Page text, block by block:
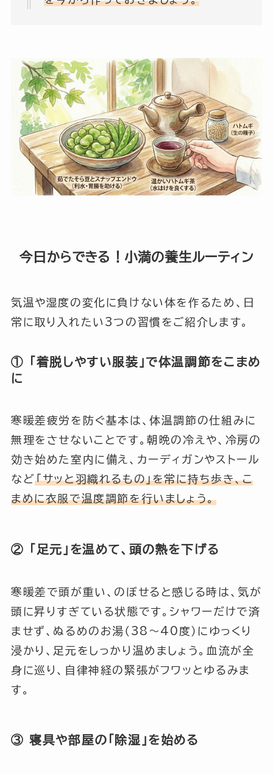
今日からできる！小満の養生ルーティン
気温や湿度の変化に負けない体を作るため、日
常に取り入れたい3つの習慣をご紹介します。
① 「着脱しやすい服装」で体温調節をこまめ
に
寒暖差疲労を防ぐ基本は、体温調節の仕組みに
無理をさせないことです。朝晩の冷えや、冷房の
効き始めた室内に備え、カーディガンやストール
など「サッと羽織れるもの」を常に持ち歩き、こ
まめに衣服で温度調節を行いましょう。
② 「足元」を温めて、頭の熱を下げる
寒暖差で頭が重い、のぼせると感じる時は、気が
頭に昇りすぎている状態です。シャワーだけで済
ませず、ぬるめのお湯（38〜40度）にゆっくり
浸かり、足元をしっかり温めましょう。血流が全
身に巡り、自律神経の緊張がフワッとゆるみま
す。
③ 寝具や部屋の「除湿」を始める